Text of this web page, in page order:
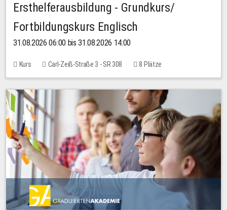
Ersthelferausbildung - Grundkurs/
Fortbildungskurs Englisch
31.08.2026 06:00 bis 31.08.2026 14:00
Kurs Carl-Zeiß-Straße 3 - SR 308 8 Plätze